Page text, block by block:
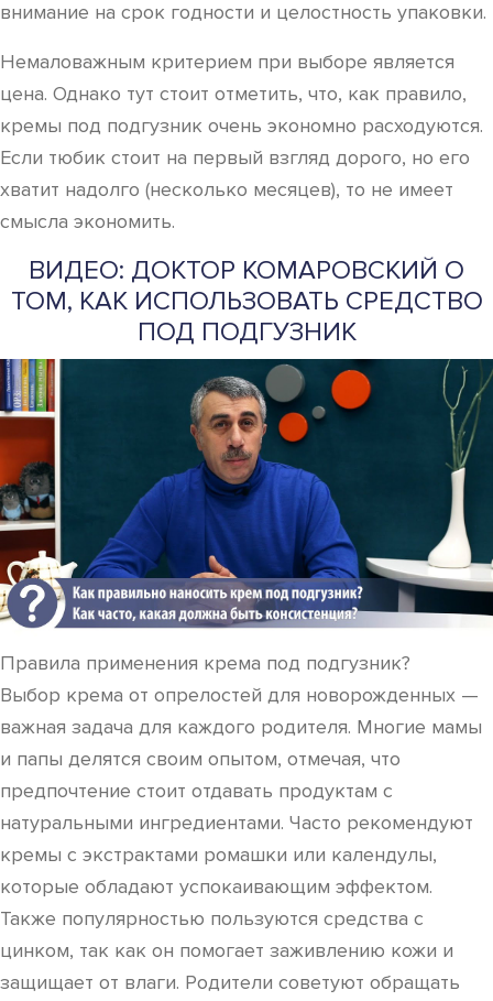
внимание на срок годности и целостность упаковки.
Немаловажным критерием при выборе является
цена. Однако тут стоит отметить, что, как правило,
кремы под подгузник очень экономно расходуются.
Если тюбик стоит на первый взгляд дорого, но его
хватит надолго (несколько месяцев), то не имеет
смысла экономить.
ВИДЕО: ДОКТОР КОМАРОВСКИЙ О
ТОМ, КАК ИСПОЛЬЗОВАТЬ СРЕДСТВО
ПОД ПОДГУЗНИК
Правила применения крема под подгузник?
Выбор крема от опрелостей для новорожденных —
важная задача для каждого родителя. Многие мамы
и папы делятся своим опытом, отмечая, что
предпочтение стоит отдавать продуктам с
натуральными ингредиентами. Часто рекомендуют
кремы с экстрактами ромашки или календулы,
которые обладают успокаивающим эффектом.
Также популярностью пользуются средства с
цинком, так как он помогает заживлению кожи и
защищает от влаги. Родители советуют обращать